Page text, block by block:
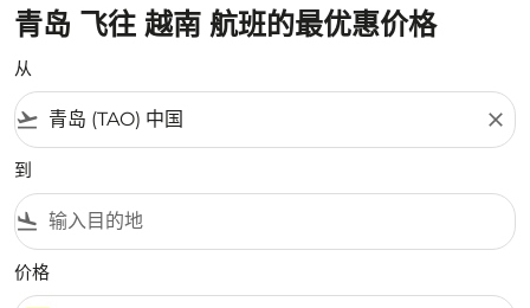
青岛 飞往 越南 航班的最优惠价格
从
flight_takeoff close
到
flight_land
价格